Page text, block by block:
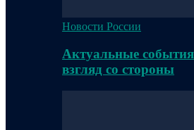
Новости России
Актуальные
взгляд со стороны